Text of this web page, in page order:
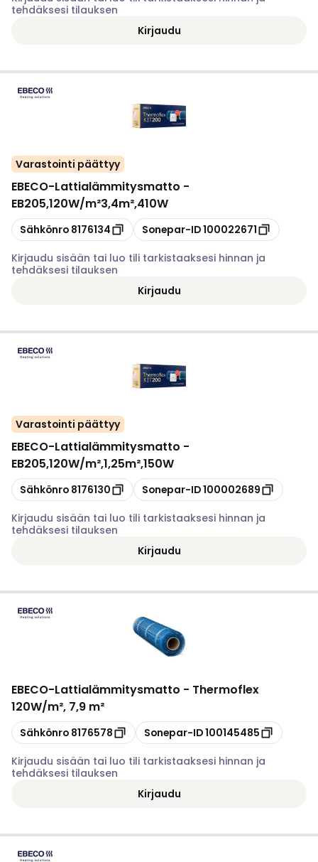
tehdäksesi tilauksen
Kirjaudu
Varastointi päättyy
EBECO-Lattialämmitysmatto -
EB205,120W/m²3,4m²,410W
Kopioi
Sähkönro 8176134 Kopioi
Sonepar-ID100022671
Kirjaudu sisään tai luo tili tarkistaaksesi hinnan ja
tehdäksesi tilauksen
Kirjaudu
Varastointi päättyy
EBECO-Lattialämmitysmatto -
EB205,120W/m²,1,25m²,150W
Kopioi
Sähkönro 8176130 Kopioi
Sonepar-ID100002689
Kirjaudu sisään tai luo tili tarkistaaksesi hinnan ja
tehdäksesi tilauksen
Kirjaudu
EBECO-Lattialämmitysmatto - Thermoflex
120W/m², 7,9 m²
Kopioi
Sähkönro 8176578 Kopioi
Sonepar-ID100145485
Kirjaudu sisään tai luo tili tarkistaaksesi hinnan ja
tehdäksesi tilauksen
Kirjaudu